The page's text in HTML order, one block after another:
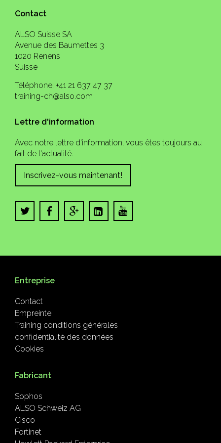
Contact
ALSO Suisse SA
Avenue des Baumettes 3
1020 Renens
Suisse
Téléphone: +41 21 637 47 37
training-ch@also.com
Lettre d'information
Avec notre lettre d'information, vous êtes toujours au
fait de l'actualité.
Inscrivez-vous maintenant!
Entreprise
Contact
Empreinte
Training conditions générales
confidentialité des données
Cookies
Fabricant
Sophos
ALSO Schweiz AG
Cisco
Fortinet